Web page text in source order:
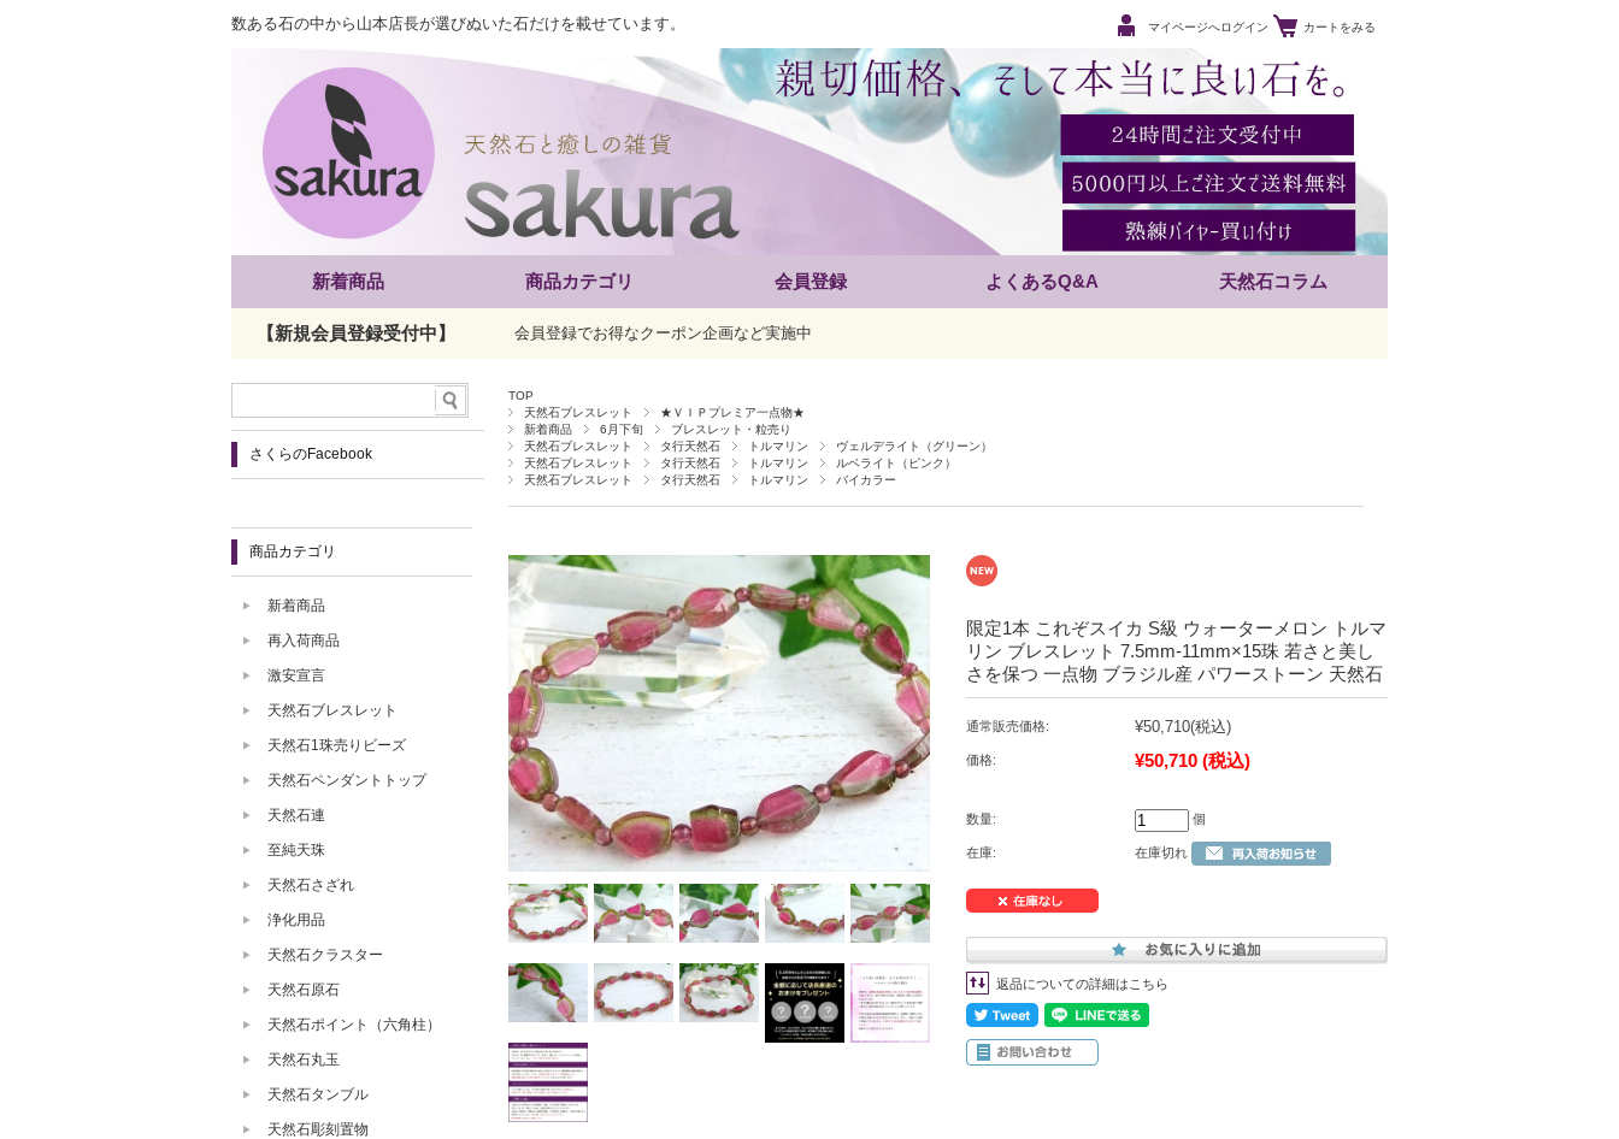
数ある石の中から山本店長が選びぬいた石だけを載せています。 マイページへログイン カートをみる
新着商品 商品カテゴリ 会員登録 よくあるQ&A 天然石コラム
【新規会員登録受付中】 会員登録でお得なクーポン企画など実施中
TOP
天然石ブレスレット
★ＶＩＰプレミア一点物★
新着商品
6月下旬
ブレスレット・粒売り
天然石ブレスレット
タ行天然石 トルマリン
ヴェルデライト（グリーン）
天然石ブレスレット
タ行天然石 トルマリン
ルベライト（ピンク）
天然石ブレスレット
タ行天然石 トルマリン バイカラー
限定1本 これぞスイカ S級 ウォーターメロン トルマ
リン ブレスレット 7.5mm-11mm×15珠 若さと美し
さを保つ 一点物 ブラジル産 パワーストーン 天然石
通常販売価格: ¥50,710(税込)
価格: ¥50,710 (税込)
数量: 個
在庫: 在庫切れ
返品についての詳細はこちら
さくらのFacebook
商品カテゴリ
新着商品
再入荷商品
激安宣言
天然石ブレスレット
天然石1珠売りビーズ
天然石ペンダントトップ
天然石連
至純天珠
天然石さざれ
浄化用品
天然石クラスター
天然石原石
天然石ポイント（六角柱）
天然石丸玉
天然石タンブル
天然石彫刻置物